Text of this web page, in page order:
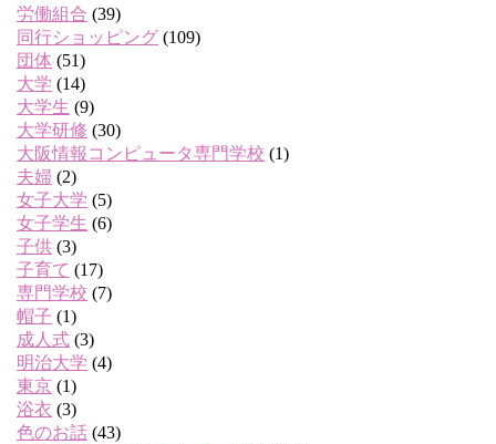
労働組合 (39)
同行ショッピング (109)
団体 (51)
大学 (14)
大学生 (9)
大学研修 (30)
大阪情報コンピュータ専門学校 (1)
夫婦 (2)
女子大学 (5)
女子学生 (6)
子供 (3)
子育て (17)
専門学校 (7)
帽子 (1)
成人式 (3)
明治大学 (4)
東京 (1)
浴衣 (3)
色のお話 (43)